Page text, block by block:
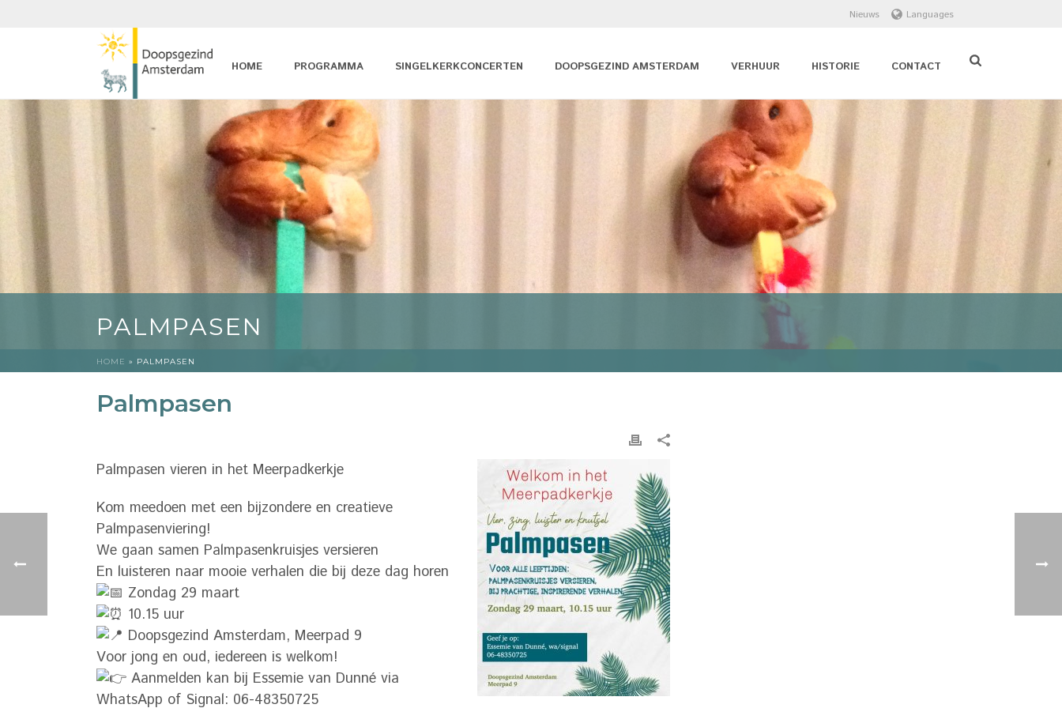
Nieuws Languages
HOME PROGRAMMA SINGELKERKCONCERTEN DOOPSGEZIND AMSTERDAM VERHUUR HISTORIE CONTACT
PALMPASEN
HOME » PALMPASEN
Palmpasen
Palmpasen vieren in het Meerpadkerkje
Kom meedoen met een bijzondere en creatieve
Palmpasenviering!
We gaan samen Palmpasenkruisjes versieren
En luisteren naar mooie verhalen die bij deze dag horen
Zondag 29 maart
10.15 uur
Doopsgezind Amsterdam, Meerpad 9
Voor jong en oud, iedereen is welkom!
Aanmelden kan bij Essemie van Dunné via
WhatsApp of Signal: 06-48350725